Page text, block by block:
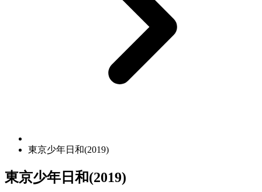
東京少年日和(2019)
東京少年日和(2019)